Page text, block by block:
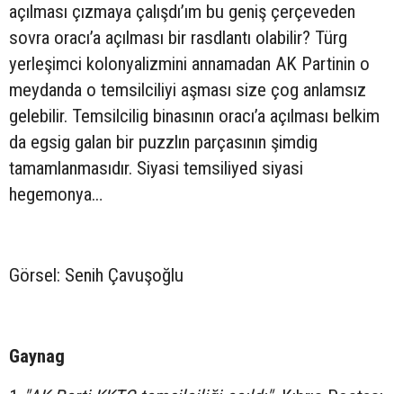
açılması çızmaya çalışdı’ım bu geniş çerçeveden
sovra oracı’a açılması bir rasdlantı olabilir? Türg
yerleşimci kolonyalizmini annamadan AK Partinin o
meydanda o temsilciliyi aşması size çog anlamsız
gelebilir. Temsilcilig binasının oracı’a açılması belkim
da egsig galan bir puzzlın parçasının şimdig
tamamlanmasıdır. Siyasi temsiliyed siyasi
hegemonya…
Görsel: Senih Çavuşoğlu
Gaynag